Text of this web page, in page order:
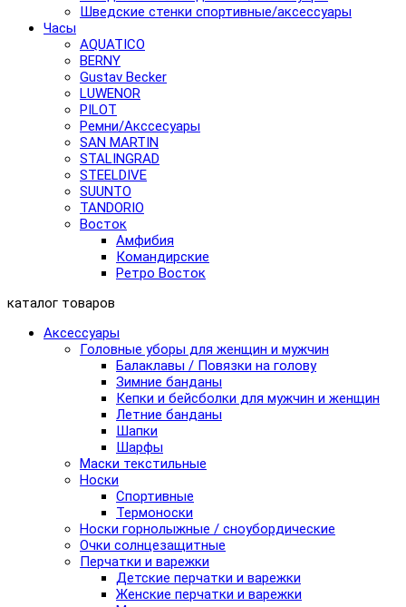
Шведские стенки спортивные/аксессуары
Часы
AQUATICO
BERNY
Gustav Becker
LUWENOR
PILOT
Pемни/Акссесуары
SAN MARTIN
STALINGRAD
STEELDIVE
SUUNTO
TANDORIO
Восток
Амфибия
Командирские
Ретро Восток
каталог товаров
Аксессуары
Головные уборы для женщин и мужчин
Балаклавы / Повязки на голову
Зимние банданы
Кепки и бейсболки для мужчин и женщин
Летние банданы
Шапки
Шарфы
Маски текстильные
Носки
Спортивные
Термоноски
Носки горнолыжные / сноубордические
Очки солнцезащитные
Перчатки и варежки
Детские перчатки и варежки
Женские перчатки и варежки